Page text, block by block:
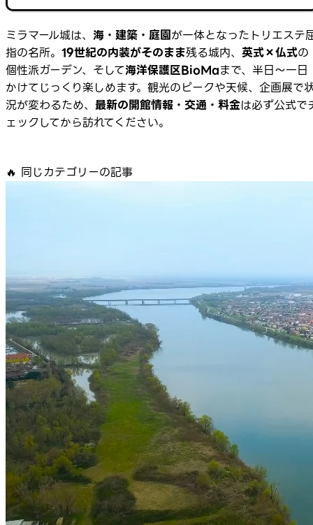
ミラマール城は、 海・建築・庭園が一体となったトリエステ
指の名所。 19世紀の内装がそのまま残る城内、 英式×仏式の
個性派ガーデン、そして海洋保護区BioMaまで、半日〜一日
かけてじっくり楽しめます。観光のピークや天候、企画展で
況が変わるため、 最新の開館情報・交通・料金は必ず公式で
ェックしてから訪れてください。
🔥 同じカテゴリーの記事